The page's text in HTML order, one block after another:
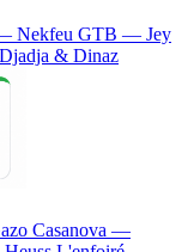
Nekfeu GTB — Jey
& Dinaz
Casanova —